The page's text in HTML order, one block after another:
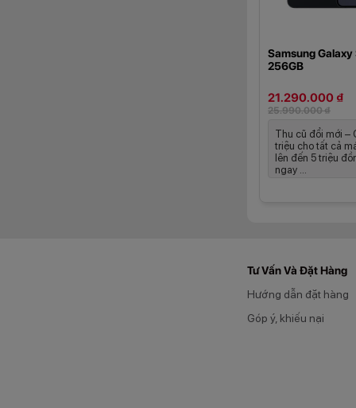
Galaxy S26 được
ngày như lướt
ngược không dây,
Samsung Galaxy
256GB
21.290.000 ₫
25.990.000 ₫
Thu cũ đổi mới –
triệu cho tất cả
lên đến 5 triệu
ngay ...
Tư Vấn Và Đặt Hàng
Hướng dẫn đặt hàng
Góp ý, khiếu nại